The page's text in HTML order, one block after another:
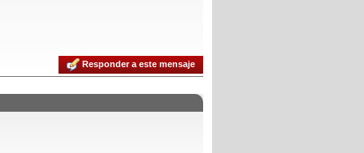
Responder a este mensaje